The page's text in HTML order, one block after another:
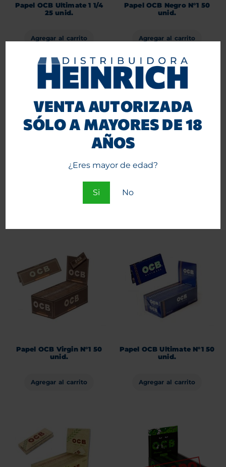
VENTA AUTORIZADA
SÓLO A MAYORES DE 18
AÑOS
¿Eres mayor de edad?
Si No
Papel OCB Ultimate 1 1/4
25 unid.
Agregar al carrito
Papel OCB Negro N°1 50
unid.
Agregar al carrito
Papel OCB Virgin N°1 50
unid.
Agregar al carrito
Papel OCB Ultimate N°1 50
unid.
Agregar al carrito